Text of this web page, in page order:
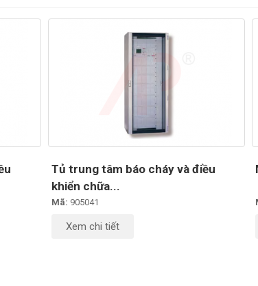
Tủ trung tâm báo cháy và điều
khiển chữa...
Mã: 905041
Xem chi tiết